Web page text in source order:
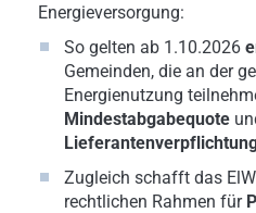
Energieversorgung:
So gelten ab 1.10.2026
Gemeinden, die an der
Energienutzung
Mindestabgabequote
Zugleich schafft das
rechtlichen Rahmen für